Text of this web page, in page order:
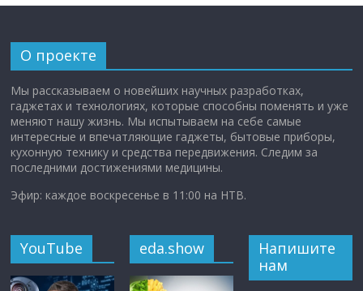
О проекте
Мы рассказываем о новейших научных разработках,
гаджетах и технологиях, которые способны поменять и уже
меняют нашу жизнь. Мы испытываем на себе самые
интересные и впечатляющие гаджеты, бытовые приборы,
кухонную технику и средства передвижения. Следим за
последними достижениями медицины.
Эфир: каждое воскресенье в 11:00 на НТВ.
YouTube eda.show
Напишите
нам